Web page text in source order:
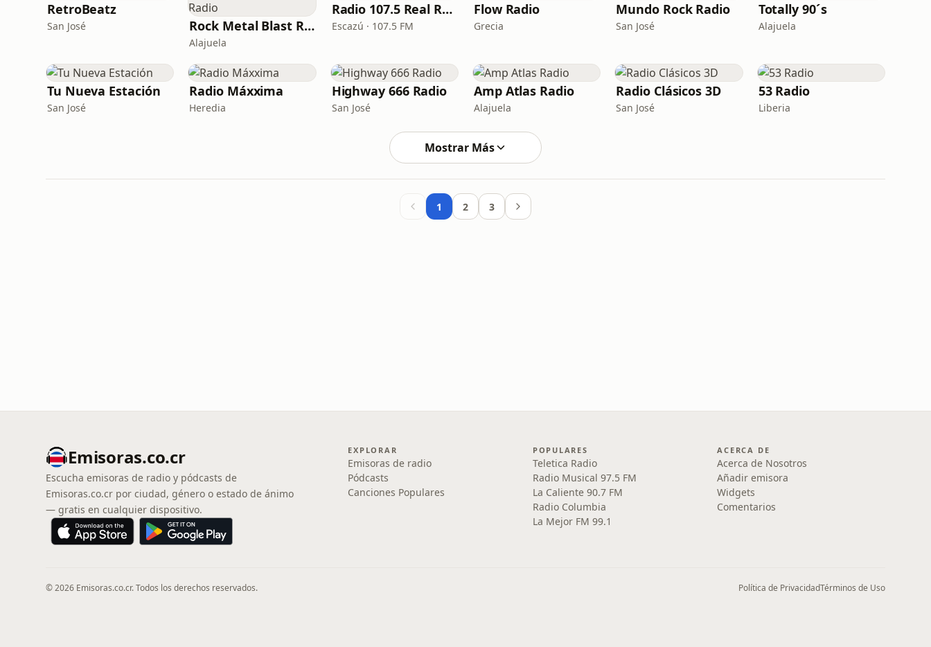
RetroBeatz
San José Rock Metal Blast Radio
Alajuela
Radio 107.5 Real Rock
Escazú · 107.5 FM
Flow Radio
Grecia
Mundo Rock Radio
San José
Totally 90´s
Alajuela
Tu Nueva Estación
San José
Radio Máxxima
Heredia
Highway 666 Radio
San José
Amp Atlas Radio
Alajuela
Radio Clásicos 3D
San José
53 Radio
Liberia
Mostrar Más
1 2 3
Emisoras.co.cr
Escucha emisoras de radio y pódcasts de
Emisoras.co.cr por ciudad, género o estado de ánimo
— gratis en cualquier dispositivo.
EXPLORAR
Emisoras de radio
Pódcasts
Canciones Populares
POPULARES
Teletica Radio
Radio Musical 97.5 FM
La Caliente 90.7 FM
Radio Columbia
La Mejor FM 99.1
ACERCA DE
Acerca de Nosotros
Añadir emisora
Widgets
Comentarios
© 2026 Emisoras.co.cr. Todos los derechos reservados. Política de PrivacidadTérminos de Uso